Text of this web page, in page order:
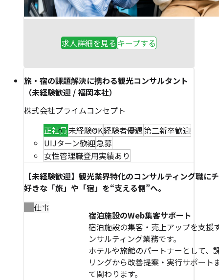
求人詳細を見る キープする
旅・宿の課題解決に携わる観光コンサルタント
（未経験歓迎 / 福岡本社）
株式会社プライムコンセプト
正社員未経験OK経験者優遇第二新卒歓迎
UIJターン歓迎急募
女性管理職登用実績あり
【未経験歓迎】観光業界特化のコンサルティング職に
好きな「旅」や「宿」を“支える側”へ。
仕事
宿泊施設のWeb集客サポート
宿泊施設の集客・売上アップを支援
ンサルティング業務です。
ホテルや旅館のパートナーとして、
リングから改善提案・実行サポート
て関わります。